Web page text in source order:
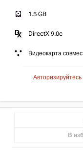
1.5 GB
DirectX 9.0c
Видеокарта
Авторизируйтесь
В